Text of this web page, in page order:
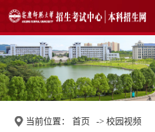
当前位置： 首页 -> 校园视频